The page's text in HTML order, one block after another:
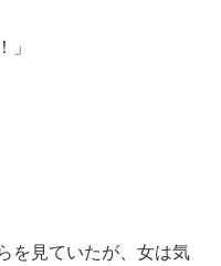
」
を見ていたが、女は気